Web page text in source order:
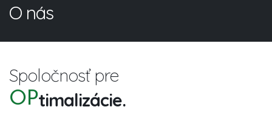
O nás
Spoločnosť pre
INformatiku.
PRognózy.
OPtimalizácie.